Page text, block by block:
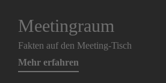
Meetingraum
Fakten auf den Meeting-Tisch
Mehr erfahren